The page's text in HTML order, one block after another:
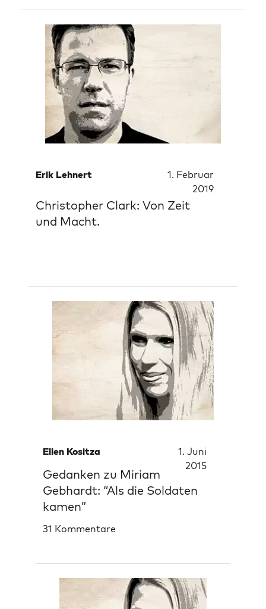
Erik Lehnert
1. Februar
2019
Christopher Clark: Von Zeit
und Macht.
Ellen Kositza
1. Juni
2015
Gedanken zu Miriam
Gebhardt: “Als die Soldaten
kamen”
31 Kommentare